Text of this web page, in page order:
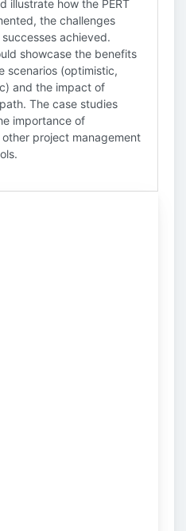
illustrate how the PERT
the challenges
achieved.
showcase the benefits
scenarios (optimistic,
and the impact of
The case studies
importance of
project management